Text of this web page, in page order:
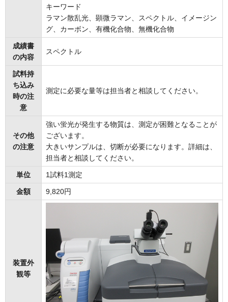
キーワード
ラマン散乱光、顕微ラマン、スペクトル、イメージン
グ、カーボン、有機化合物、無機化合物
成績書
の内容
スペクトル
試料持
ち込み
時の注
意
測定に必要な量等は担当者と相談してください。
その他
の注意
強い蛍光が発生する物質は、測定が困難となることが
ございます。
大きいサンプルは、切断が必要になります。詳細は、
担当者と相談してください。
単位 1試料1測定
金額 9,820円
装置外
観等